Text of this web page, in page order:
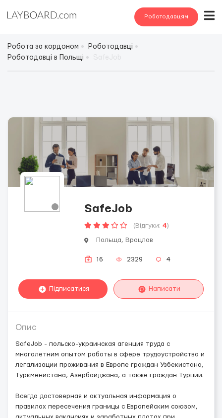
Роботодавцям
Робота за кордоном
Роботодавці
Роботодавці в Польщі
SafeJob
(Відгуки: 4)
Польща, Вроцлав
16 2329 4
Підписатися Написати
Опис
SafeJob - польско-украинская агенция труда с
многолетним опытом работы в сфере трудоустройства и
легализации проживания в Европе граждан Узбекистана,
Туркменистана, Азербайджана, а также граждан Турции.
Всегда достоверная и актуальная информация о
правилах пересечения границы с Европейским союзом,